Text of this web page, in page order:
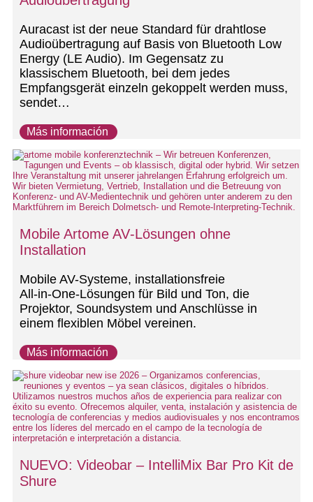
Auracast ist der neue Standard für drahtlose
Audioübertragung auf Basis von Bluetooth Low
Energy (LE Audio). Im Gegensatz zu
klassischem Bluetooth, bei dem jedes
Empfangsgerät einzeln gekoppelt werden muss,
sendet…
Más información
Mobile Artome AV‑Lösungen ohne
Installation
Mobile AV-Systeme, installationsfreie
All‑in‑One‑Lösungen für Bild und Ton, die
Projektor, Soundsystem und Anschlüsse in
einem flexiblen Möbel vereinen.
Más información
NUEVO: Videobar – IntelliMix Bar Pro Kit de
Shure